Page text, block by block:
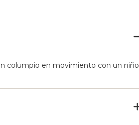
columpio en movimiento con un niño